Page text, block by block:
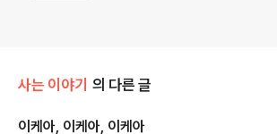
사는 이야기 의 다른 글
이케아, 이케아, 이케아